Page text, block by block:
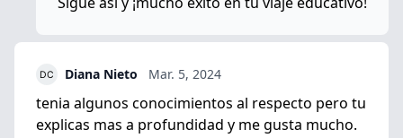
Diana Nieto Mar. 5, 2024
tenia algunos conocimientos al respecto pero tu
explicas mas a profundidad y me gusta mucho.